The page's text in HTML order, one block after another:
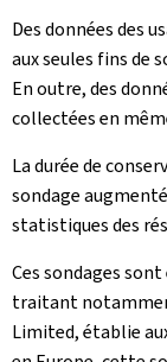
Des données des
aux seules fins de
En outre, des
collectées en
La durée de
sondage
statistiques des
Ces sondages
traitant
Limited, établie